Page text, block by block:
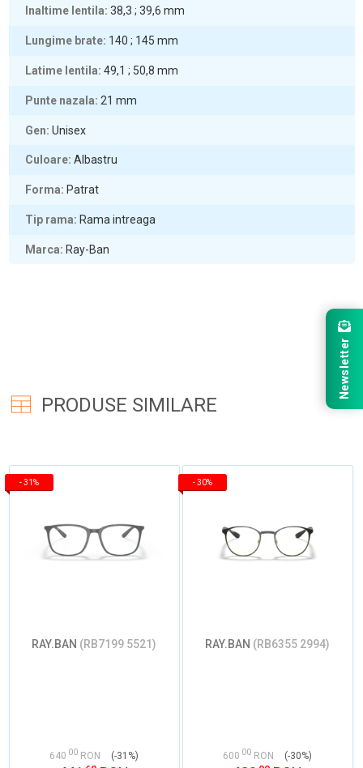
Inaltime lentila 38,3 ; 39,6 mm
Lungime brate 140 ; 145 mm
Latime lentila 49,1 ; 50,8 mm
Punte nazala 21 mm
Gen Unisex
Culoare Albastru
Forma Patrat
Tip rama Rama intreaga
Marca Ray-Ban
PRODUSE SIMILARE
- 31%
RAY.BAN (RB7199 5521)
640 00 RON (-31%)
- 30%
RAY.BAN (RB6355 2994)
600 00 RON (-30%)
Newsletter